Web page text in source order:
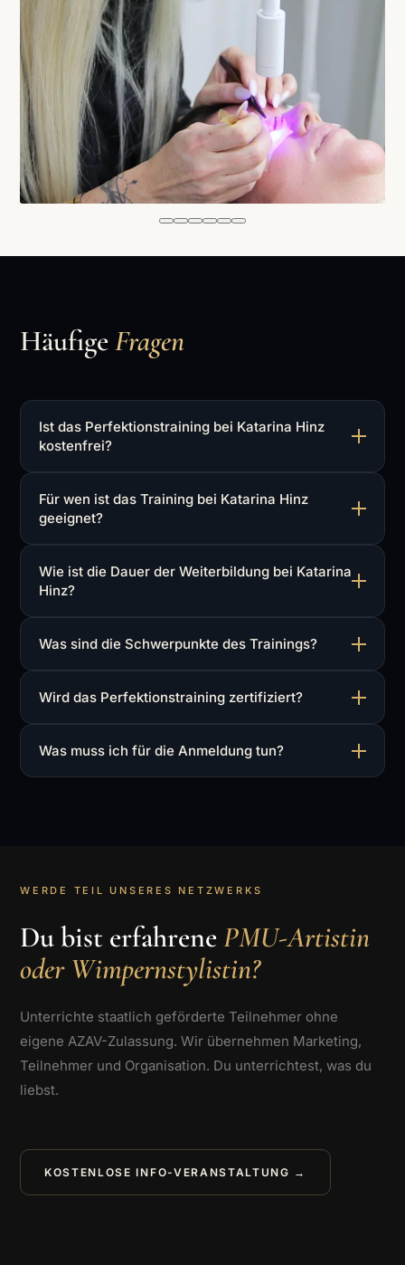
Häufige Fragen
Ist das Perfektionstraining bei Katarina Hinz
kostenfrei?
Für wen ist das Training bei Katarina Hinz
geeignet?
Wie ist die Dauer der Weiterbildung bei Katarina
Hinz?
Was sind die Schwerpunkte des Trainings?
Wird das Perfektionstraining zertifiziert?
Was muss ich für die Anmeldung tun?
WERDE TEIL UNSERES NETZWERKS
Du bist erfahrene PMU-Artistin
oder Wimpernstylistin?
Unterrichte staatlich geförderte Teilnehmer ohne
eigene AZAV-Zulassung. Wir übernehmen Marketing,
Teilnehmer und Organisation. Du unterrichtest, was du
liebst.
KOSTENLOSE INFO-VERANSTALTUNG →